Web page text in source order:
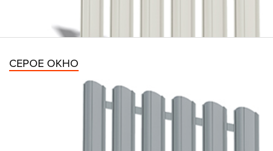
СЕРОЕ ОКНО